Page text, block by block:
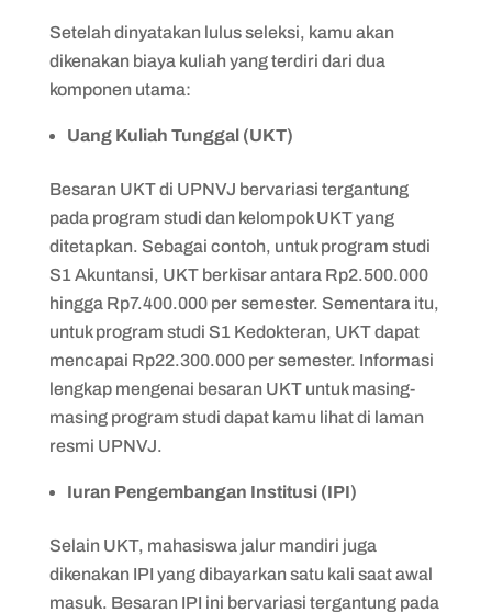
Setelah dinyatakan lulus seleksi, kamu akan
dikenakan biaya kuliah yang terdiri dari dua
komponen utama:
Uang Kuliah Tunggal (UKT)
Besaran UKT di UPNVJ bervariasi tergantung
pada program studi dan kelompok UKT yang
ditetapkan. Sebagai contoh, untuk program studi
S1 Akuntansi, UKT berkisar antara Rp2.500.000
hingga Rp7.400.000 per semester. Sementara itu,
untuk program studi S1 Kedokteran, UKT dapat
mencapai Rp22.300.000 per semester. Informasi
lengkap mengenai besaran UKT untuk masing-
masing program studi dapat kamu lihat di laman
resmi UPNVJ.
Iuran Pengembangan Institusi (IPI)
Selain UKT, mahasiswa jalur mandiri juga
dikenakan IPI yang dibayarkan satu kali saat awal
masuk. Besaran IPI ini bervariasi tergantung pada